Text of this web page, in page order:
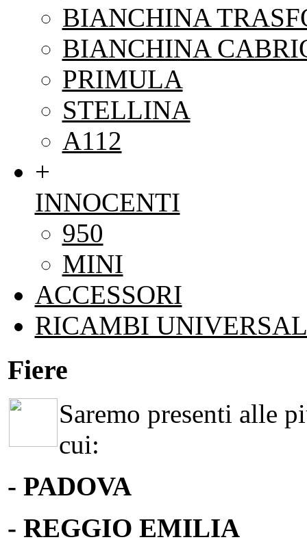
BIANCHINA
BIANCHINA
PRIMULA
STELLINA
A112
+
INNOCENTI
950
MINI
ACCESSORI
RICAMBI
Fiere
Saremo presenti alle
cui:
- PADOVA
- REGGIO EMILIA